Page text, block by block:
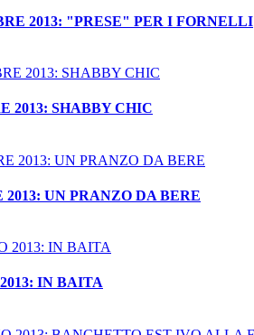
2013: "PRESE" PER I FORNELLI
2013: SHABBY CHIC
2013: UN PRANZO DA BERE
IN BAITA